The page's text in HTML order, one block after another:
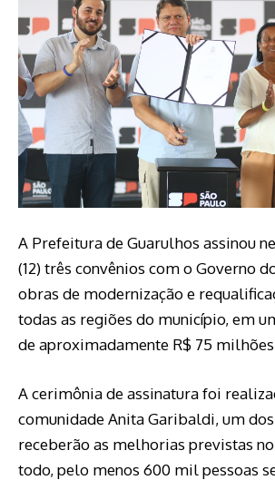
A Prefeitura de Guarulhos assinou
(12) três convênios com o Governo
obras de modernização e
todas as regiões do município, em
de aproximadamente R$ 75
A cerimônia de assinatura foi
comunidade Anita Garibaldi, um
receberão as melhorias previstas
todo, pelo menos 600 mil pessoas